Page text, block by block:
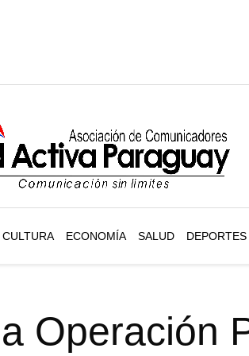
CULTURA ECONOMÍA SALUD DEPORTES
Operación